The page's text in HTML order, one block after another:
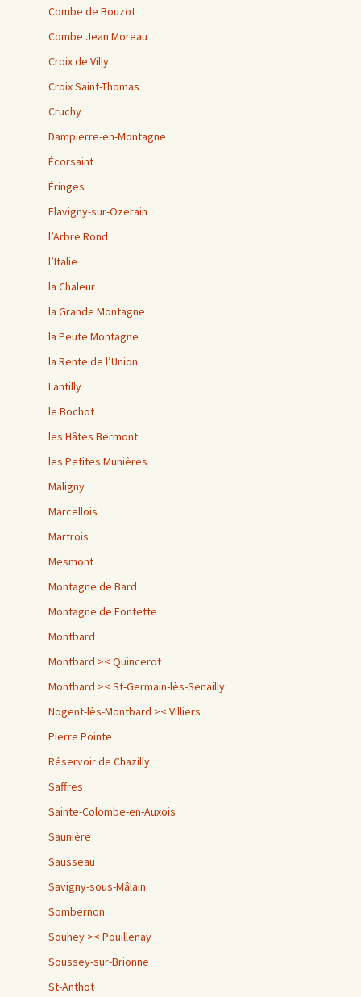
Combe de Bouzot
Combe Jean Moreau
Croix de Villy
Croix Saint-Thomas
Cruchy
Dampierre-en-Montagne
Écorsaint
Éringes
Flavigny-sur-Ozerain
l’Arbre Rond
l’Italie
la Chaleur
la Grande Montagne
la Peute Montagne
la Rente de l’Union
Lantilly
le Bochot
les Hâtes Bermont
les Petites Munières
Maligny
Marcellois
Martrois
Mesmont
Montagne de Bard
Montagne de Fontette
Montbard
Montbard >< Quincerot
Montbard >< St-Germain-lès-Senailly
Nogent-lès-Montbard >< Villiers
Pierre Pointe
Réservoir de Chazilly
Saffres
Sainte-Colombe-en-Auxois
Saunière
Sausseau
Savigny-sous-Mâlain
Sombernon
Souhey >< Pouillenay
Soussey-sur-Brionne
St-Anthot